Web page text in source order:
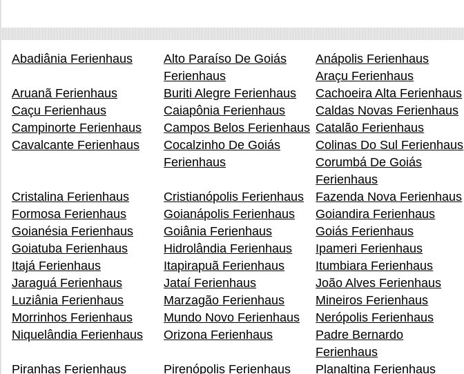
Abadiânia Ferienhaus
Alto Paraíso De Goiás
Ferienhaus
Anápolis Ferienhaus
Araçu Ferienhaus
Aruanã Ferienhaus
Buriti Alegre Ferienhaus
Cachoeira Alta Ferienhaus
Caçu Ferienhaus
Caiapônia Ferienhaus
Caldas Novas Ferienhaus
Campinorte Ferienhaus
Campos Belos Ferienhaus Catalão Ferienhaus
Cavalcante Ferienhaus
Cocalzinho De Goiás
Ferienhaus
Colinas Do Sul Ferienhaus
Corumbá De Goiás
Ferienhaus
Cristalina Ferienhaus
Cristianópolis Ferienhaus
Fazenda Nova Ferienhaus
Formosa Ferienhaus
Goianápolis Ferienhaus
Goiandira Ferienhaus
Goianésia Ferienhaus
Goiânia Ferienhaus
Goiás Ferienhaus
Goiatuba Ferienhaus
Hidrolândia Ferienhaus
Ipameri Ferienhaus
Itajá Ferienhaus
Itapirapuã Ferienhaus
Itumbiara Ferienhaus
Jaraguá Ferienhaus
Jataí Ferienhaus
João Alves Ferienhaus
Luziânia Ferienhaus
Marzagão Ferienhaus
Mineiros Ferienhaus
Morrinhos Ferienhaus
Mundo Novo Ferienhaus
Nerópolis Ferienhaus
Niquelândia Ferienhaus
Orizona Ferienhaus
Padre Bernardo
Ferienhaus
Piranhas Ferienhaus
Pirenópolis Ferienhaus Planaltina Ferienhaus